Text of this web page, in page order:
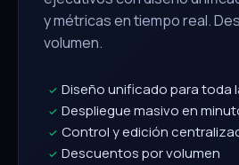
y métricas en tiempo real.
volumen.
✓ Diseño unificado para toda
✓ Despliegue masivo en
✓ Control y edición
✓ Descuentos por volumen